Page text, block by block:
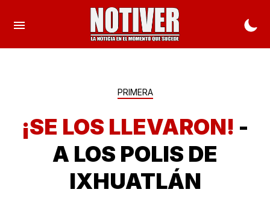
PRIMERA
¡SE LOS LLEVARON! -
A LOS POLIS DE
IXHUATLÁN